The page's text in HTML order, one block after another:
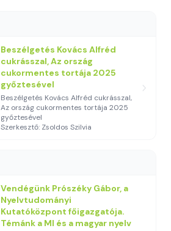
Beszélgetés Kovács Alfréd
cukrásszal, Az ország
cukormentes tortája 2025
győztesével
Beszélgetés Kovács Alfréd cukrásszal,
Az ország cukormentes tortája 2025
győztesével
Szerkesztő: Zsoldos Szilvia
Vendégünk Prószéky Gábor, a
Nyelvtudományi
Kutatóközpont főigazgatója.
Témánk a MI és a magyar nyelv